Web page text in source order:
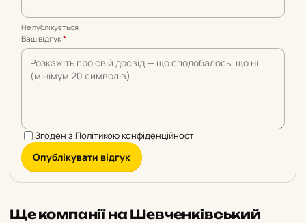
Не публікується
Ваш відгук*
Згоден з Політикою конфіденційності
Опублікувати відгук
Ще компанії на Шевченківський